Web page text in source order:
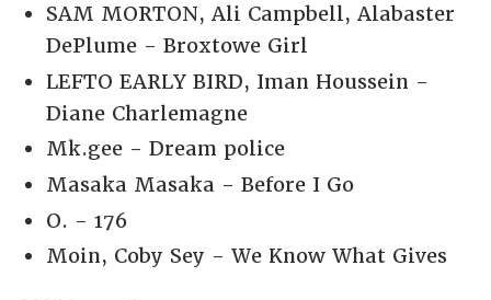
SAM MORTON, Ali Campbell, Alabaster
DePlume - Broxtowe Girl
LEFTO EARLY BIRD, Iman Houssein -
Diane Charlemagne
Mk.gee - Dream police
Masaka Masaka - Before I Go
O. - 176
Moin, Coby Sey - We Know What Gives